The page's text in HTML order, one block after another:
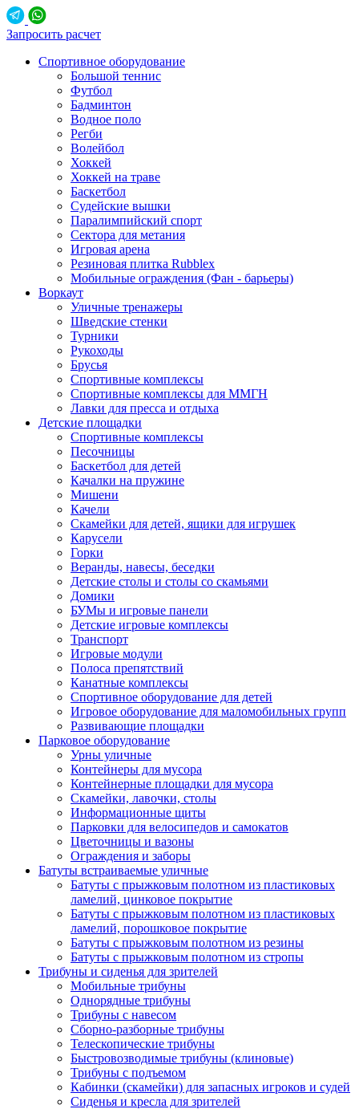
Запросить расчет
Спортивное оборудование
Большой теннис
Футбол
Бадминтон
Водное поло
Регби
Волейбол
Хоккей
Хоккей на траве
Баскетбол
Судейские вышки
Паралимпийский спорт
Сектора для метания
Игровая арена
Резиновая плитка Rubblex
Мобильные ограждения (Фан - барьеры)
Воркаут
Уличные тренажеры
Шведские стенки
Турники
Рукоходы
Брусья
Спортивные комплексы
Спортивные комплексы для ММГН
Лавки для пресса и отдыха
Детские площадки
Спортивные комплексы
Песочницы
Баскетбол для детей
Качалки на пружине
Мишени
Качели
Скамейки для детей, ящики для игрушек
Карусели
Горки
Веранды, навесы, беседки
Детские столы и столы со скамьями
Домики
БУМы и игровые панели
Детские игровые комплексы
Транспорт
Игровые модули
Полоса препятствий
Канатные комплексы
Спортивное оборудование для детей
Игровое оборудование для маломобильных групп
Развивающие площадки
Парковое оборудование
Урны уличные
Контейнеры для мусора
Контейнерные площадки для мусора
Скамейки, лавочки, столы
Информационные щиты
Парковки для велосипедов и самокатов
Цветочницы и вазоны
Ограждения и заборы
Батуты встраиваемые уличные
Батуты с прыжковым полотном из пластиковых
ламелий, цинковое покрытие
Батуты с прыжковым полотном из пластиковых
ламелий, порошковое покрытие
Батуты с прыжковым полотном из резины
Батуты с прыжковым полотном из стропы
Трибуны и сиденья для зрителей
Мобильные трибуны
Однорядные трибуны
Трибуны с навесом
Сборно-разборные трибуны
Телескопические трибуны
Быстровозводимые трибуны (клиновые)
Трибуны с подъемом
Кабинки (скамейки) для запасных игроков и судей
Сиденья и кресла для зрителей